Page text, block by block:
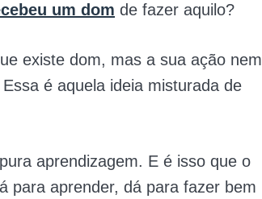
um dom de fazer aquilo?
existe dom, mas a sua ação nem
é aquela ideia misturada de
aprendizagem. E é isso que o
para aprender, dá para fazer bem